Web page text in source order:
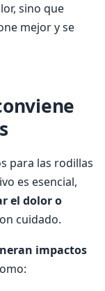
sino que
mejor y se
para las rodillas
es esencial,
el dolor o
cuidado.
impactos